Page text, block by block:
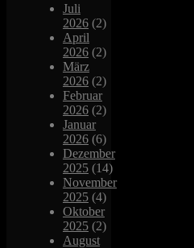
Juli
2026 (2)
April
2026 (2)
März
2026 (2)
Februar
2026 (2)
Januar
2026 (6)
Dezember
2025 (14)
November
2025 (4)
Oktober
2025 (2)
August